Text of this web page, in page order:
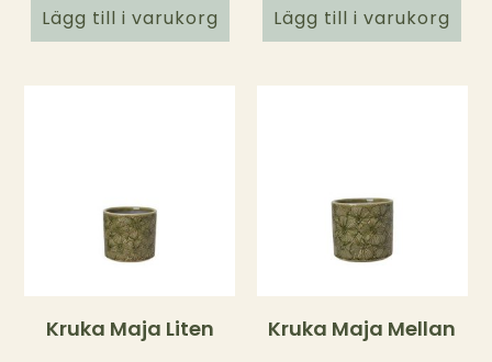
Lägg till i varukorg Lägg till i varukorg
Kruka Maja Liten Kruka Maja Mellan